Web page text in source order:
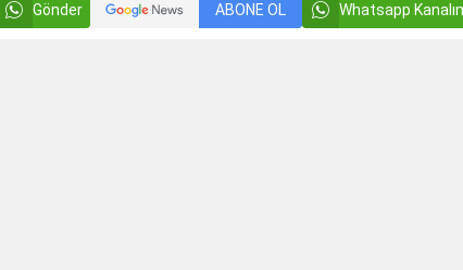
Gönder ABONE OL Whatsapp